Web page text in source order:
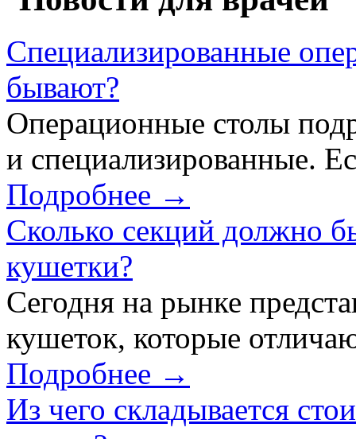
Специализированные
бывают?
Операционные столы
и специализированные.
Подробнее →
Сколько секций должно
кушетки?
Сегодня на рынке
кушеток, которые
Подробнее →
Из чего складывается